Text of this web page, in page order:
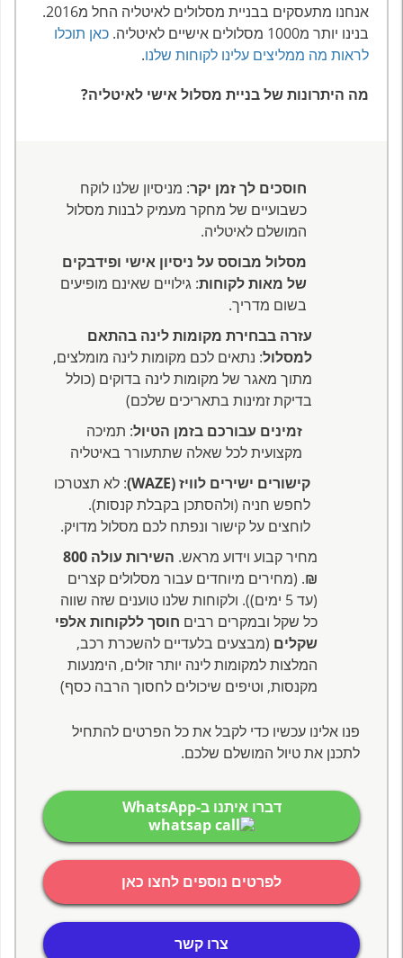
אנחנו מתעסקים בבניית מסלולים לאיטליה החל מ2016.
בנינו יותר מ1000 מסלולים אישיים לאיטליה.
כאן תוכלו
לראות מה ממליצים עלינו לקוחות שלנו.
מה היתרונות של בניית מסלול אישי לאיטליה?
חוסכים לך זמן יקר: מניסיון שלנו לוקח
כשבועיים של מחקר מעמיק לבנות מסלול
המושלם לאיטליה.
מסלול מבוסס על ניסיון אישי ופידבקים
של מאות לקוחות: גילויים שאינם מופיעים
בשום מדריך.
עזרה בבחירת מקומות לינה בהתאם
למסלול: נתאים לכם מקומות לינה מומלצים,
מתוך מאגר של מקומות לינה בדוקים (כולל
בדיקת זמינות בתאריכים שלכם)
זמינים עבורכם בזמן הטיול: תמיכה
מקצועית לכל שאלה שתתעורר באיטליה
קישורים ישירים לוויז (WAZE)
: לא תצטרכו
לחפש חניה (ולהסתכן בקבלת קנסות).
לוחצים על קישור ונפתח לכם מסלול מדויק.
מחיר קבוע וידוע מראש.
השירות עולה 800
₪. (מחירים מיוחדים עבור מסלולים קצרים
(עד 5 ימים)). ולקוחות שלנו טוענים שזה שווה
כל שקל ובמקרים רבים חוסך ללקוחות אלפי
שקלים (מבצעים בלעדיים להשכרת רכב,
המלצות למקומות לינה יותר זולים, הימנעות
מקנסות, וטיפים שיכולים לחסוך הרבה כסף)
פנו אלינו עכשיו כדי לקבל את כל הפרטים להתחיל
לתכנן את טיול המושלם שלכם.
דברו איתנו ב-WhatsApp
לפרטים נוספים לחצו כאן
צרו קשר